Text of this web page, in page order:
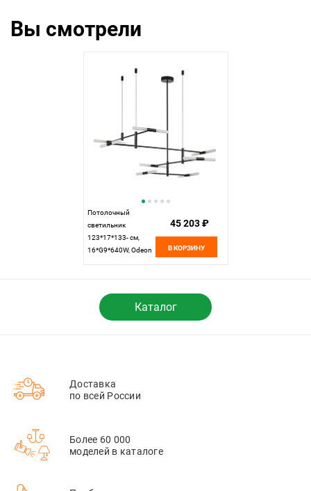
Вы смотрели
Потолочный
светильник
123*17*133- см,
16*G9*640W, Odeon
45 203 ₽
В КОРЗИНУ
Каталог
Доставка
по всей России
Более 60 000
моделей в каталоге